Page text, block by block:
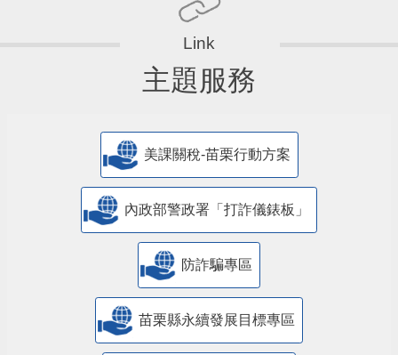
主題服務
美課關稅-苗栗行動方案
內政部警政署「打詐儀錶板」
防詐騙專區
苗栗縣永續發展目標專區